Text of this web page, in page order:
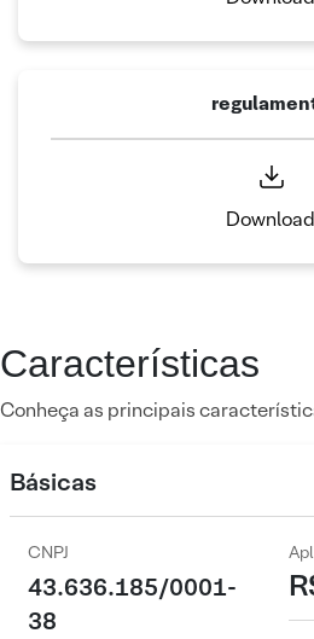
Download
Características
Conheça as principais
Básicas
CNPJ
43.636.185/0001-
38